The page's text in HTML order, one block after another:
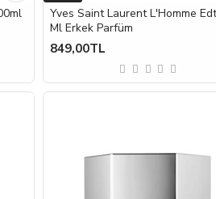
Yves Saint Laurent L'Homme
Ml Erkek Parfüm
849,00TL